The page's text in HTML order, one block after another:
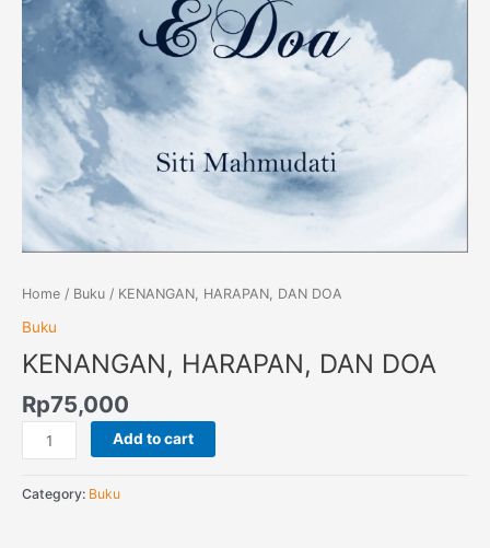
Home / Buku / KENANGAN, HARAPAN, DAN DOA
Buku
KENANGAN, HARAPAN, DAN DOA
Rp75,000
Add to cart
Category: Buku